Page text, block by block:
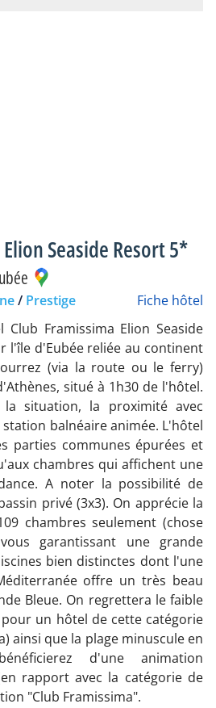
Seaside Resort 5*
/ Prestige
Fiche hôtel
Club Framissima Elion Seaside
l'île d'Eubée reliée au continent
(via la route ou le ferry)
situé à 1h30 de l'hôtel.
situation, la proximité avec
balnéaire animée. L'hôtel
parties communes épurées et
chambres qui affichent une
A noter la possibilité de
privé (3x3). On apprécie la
chambres seulement (chose
garantissant une grande
bien distinctes dont l'une
offre un très beau
Bleue. On regrettera le faible
un hôtel de cette catégorie
ainsi que la plage minuscule en
d'une animation
rapport avec la catégorie de
"Club Framissima".